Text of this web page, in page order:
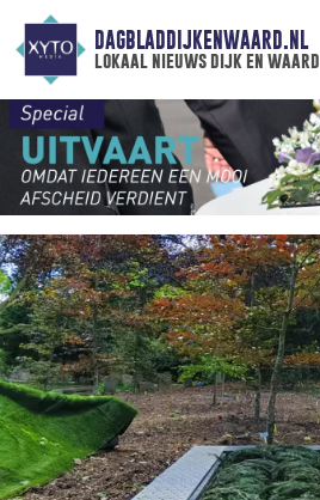
DAGBLADDIJKENWAARD.NL
lokaal nieuws dijk en waard